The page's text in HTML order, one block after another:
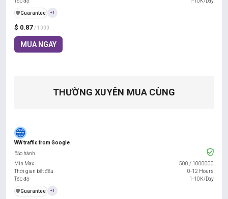
$ 0.87 / 1000
MUA NGAY
️🛡️Guarantee +1
THƯỜNG XUYÊN MUA CÙNG
WW traffic from Google
Bảo hành
Min Max
500 / 1000000
Thời gian bắt đầu
0-12 Hours
Tốc độ
1-10K/Day
️🛡️Guarantee +1